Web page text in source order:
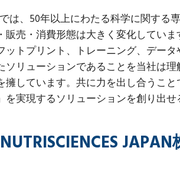
では、50年以上にわたる科学に関す
販売・消費形態は大きく変化してい
ットプリント、トレーニング、デー
リューションであることを当社は
しています。共に力を出し合うこと
実現するソリューションを創り出せ